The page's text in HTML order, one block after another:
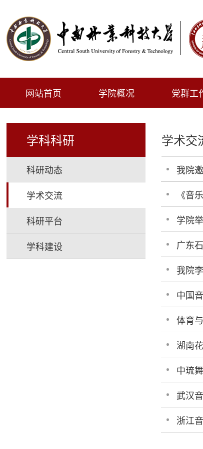
网站首页 学院概况 党群工
学科科研
科研动态
学术交流
科研平台
学科建设
学术交
我院
《音
学院
广东
我院
中国
体育
湖南
中琉
武汉
浙江